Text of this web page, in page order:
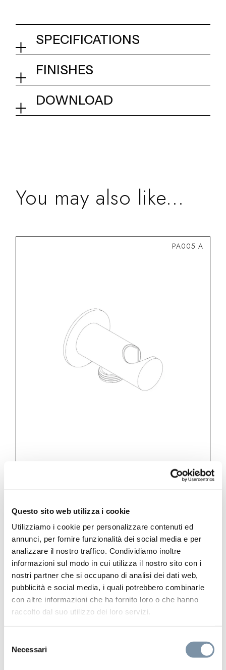
Questo sito web utilizza i cookie
Utilizziamo i cookie per personalizzare contenuti ed
annunci, per fornire funzionalità dei social media e per
analizzare il nostro traffico. Condividiamo inoltre
informazioni sul modo in cui utilizza il nostro sito con i
nostri partner che si occupano di analisi dei dati web,
pubblicità e social media, i quali potrebbero combinarle
con altre informazioni che ha fornito loro o che hanno
raccolto dal suo utilizzo dei loro servizi.
delNecessari
SPECIFICATIONS
Wall elbow
Collection Kits and accessories
FINISHES
01Q - Chrome
DOWNLOAD
Tech info
You may also like...
PA005 A
DC003 A